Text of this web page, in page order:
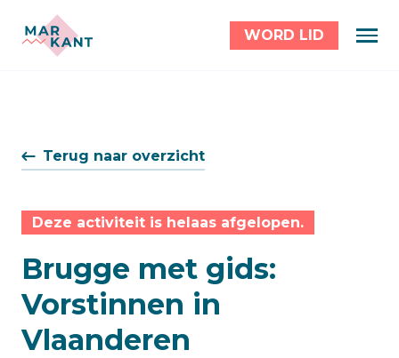
WORD LID
Terug naar overzicht
Deze activiteit is helaas afgelopen.
Brugge met gids:
Vorstinnen in
Vlaanderen